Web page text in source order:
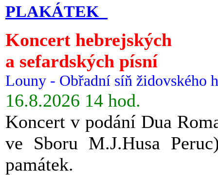
PLAKÁTEK
Koncert hebrejských
a sefardských písní
Louny - Obřadní síň židovského
16.8.2026 14 hod.
Koncert v podání Dua
ve Sboru M.J.Husa
památek.